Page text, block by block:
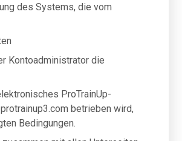
des Systems, die vom
Kontoadministrator die
ProTrainUp-
betrieben wird,
Bedingungen.